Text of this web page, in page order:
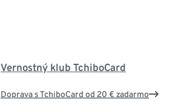
Vernostný klub TchiboCard
Doprava s TchiboCard od 20 € zadarmo